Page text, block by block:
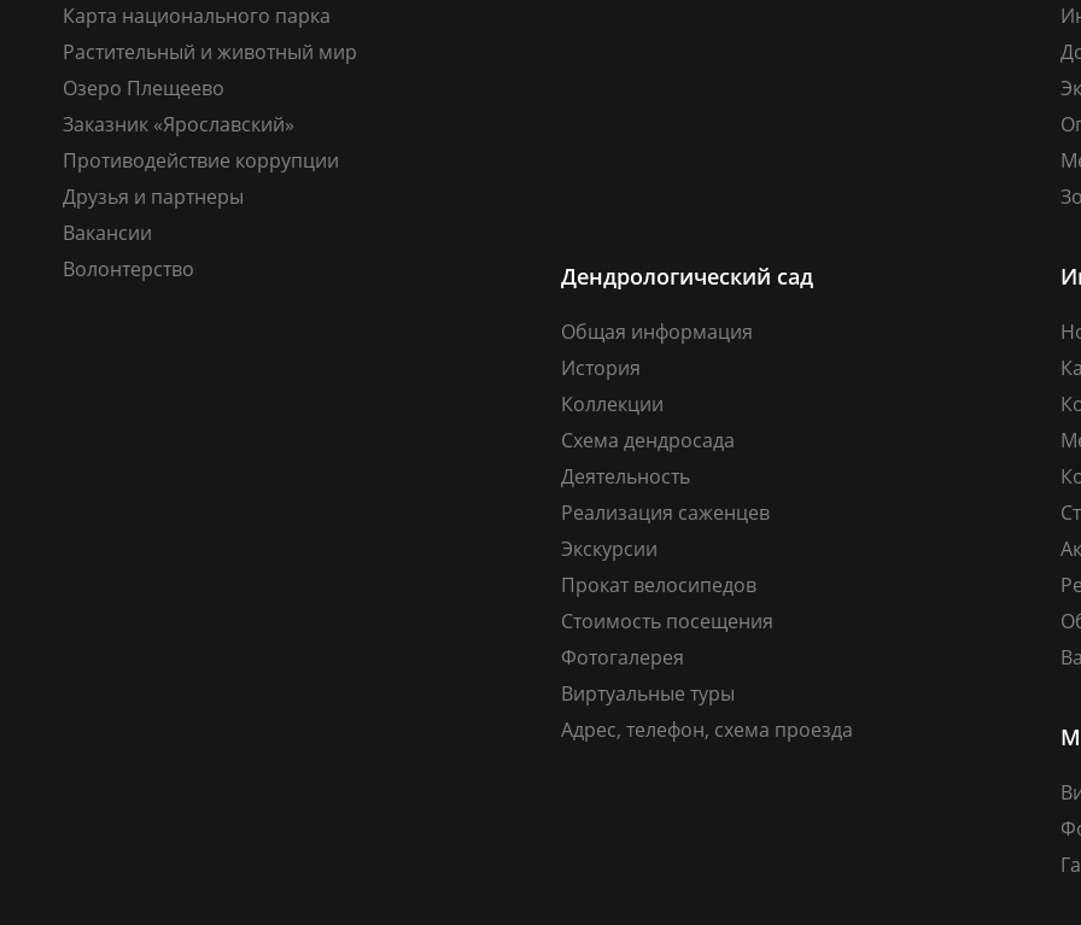
Карта национального парка
Растительный и животный мир
Озеро Плещеево
Заказник «Ярославский»
Противодействие коррупции
Друзья и партнеры
Вакансии
Волонтерство
Дендрологический сад
Общая информация
История
Коллекции
Схема дендросада
Деятельность
Реализация саженцев
Экскурсии
Прокат велосипедов
Стоимость посещения
Фотогалерея
Виртуальные туры
Адрес, телефон, схема проезда